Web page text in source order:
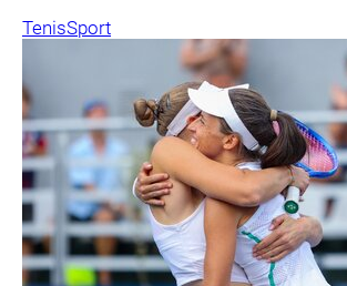
TenisSport